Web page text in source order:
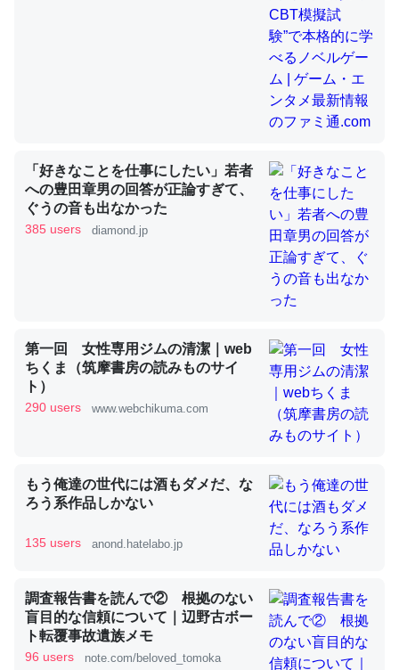
昆虫ってカルシウム少ないのか。知らんかった。調べたら
コオロギのカルシウム分はエビの600分の1程度。
─ニュース :: 【研究発表】昆虫学の大問題＝「昆虫はなぜ海にいな
論文では「淡水はカルシウムも酸素も不足してて両方に不
利だから両方が拮抗してるのでは」とあって面白い。海に
いる鋏角類（カブトガニ・ウミグモ）はカルシウムを使わ
ずキチンを強化してる筈だが、酵素が違うのか？
─ニュース :: 【研究発表】昆虫学の大問題＝「昆虫はなぜ海にいな
これを元に考えるとカルシウムを大量に使う脊椎動物と貝
類は苦労してるんだな…。腹足類だと殻を無くしてナメク
─ニュース :: 【研究発表】昆虫学の大問題＝「昆虫はなぜ海にいな
いのか」に関する新仮説
ウチもEchoを実家に置いて４年。でたまに覗いてる。ぼ
ちぼちRingも置こうかと画策中。あと、Googleマップで
位置情報を共有してる。電池残量や充電中かが分かるので
「好きなことを仕事にしたい」若者
への豊田章男の回答が正論すぎて、
ぐうの音も出なかった
385 users diamond.jp
第一回 女性専用ジムの清潔｜web
ちくま（筑摩書房の読みものサイ
ト）
290 users www.webchikuma.com
もう俺達の世代には酒もダメだ、な
ろう系作品しかない
135 users anond.hatelabo.jp
調査報告書を読んで② 根拠のない
盲目的な信頼について｜辺野古ボー
ト転覆事故遺族メモ
96 users note.com/beloved_tomoka